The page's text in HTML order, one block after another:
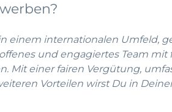
einem internationalen Umfeld,
und engagiertes Team
Mit einer fairen Vergütung,
Vorteilen wirst Du in